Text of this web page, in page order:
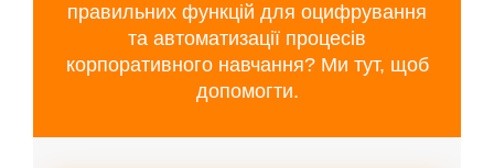
правильних функцій для оцифрування
та автоматизації процесів
корпоративного навчання? Ми тут, щоб
допомогти.